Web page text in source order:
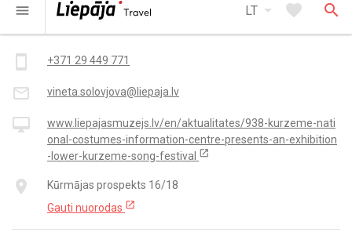
menu LT arrow_drop_down favorite search
smartphone +371 29 449 771
mail_outline vineta.solovjova@liepaja.lv
desktop_mac
www.liepajasmuzejs.lv/en/aktualitates/938-kurzeme-nati
onal-costumes-information-centre-presents-an-exhibition
-lower-kurzeme-song-festival open_in_new
place
Kūrmājas prospekts 16/18
Gauti nuorodas open_in_new